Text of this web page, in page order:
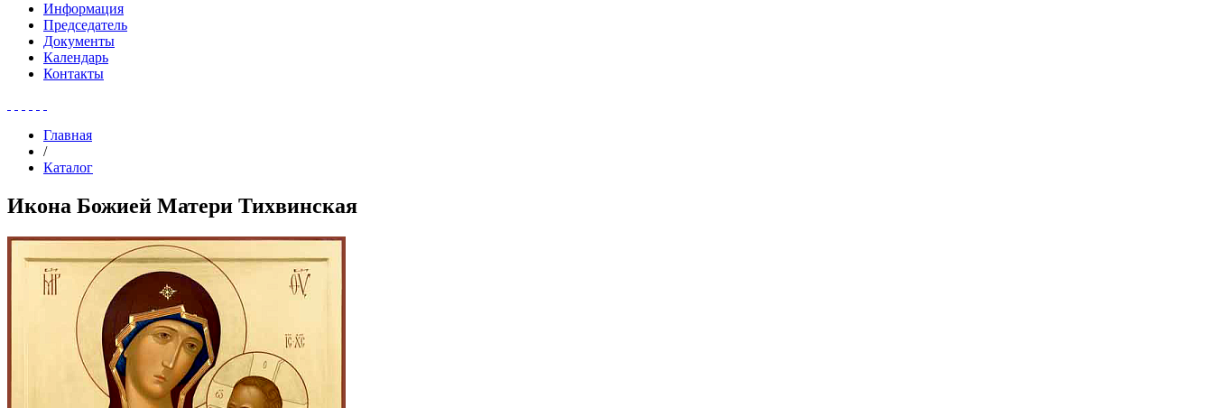
Информация
Председатель
Документы
Календарь
Контакты
Главная
/
Каталог
Икона Божией Матери Тихвинская